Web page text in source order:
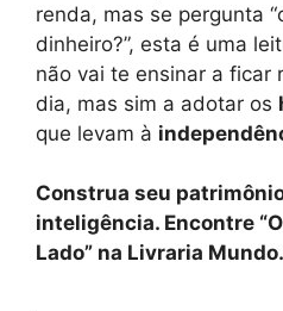
renda, mas se pergunta
dinheiro?”, esta é uma
não vai te ensinar a ficar
dia, mas sim a adotar os
que levam à
Construa seu
inteligência. Encontre
Lado” na Livraria Mundo.